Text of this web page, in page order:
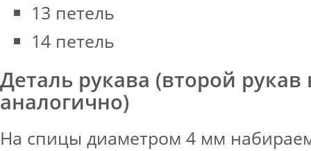
13 петель
14 петель
Деталь рукава (второй
аналогично)
На спицы диаметром 4 мм